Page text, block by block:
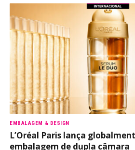
EMBALAGEM & DESIGN
L’Oréal Paris lança
embalagem de dupla câmara